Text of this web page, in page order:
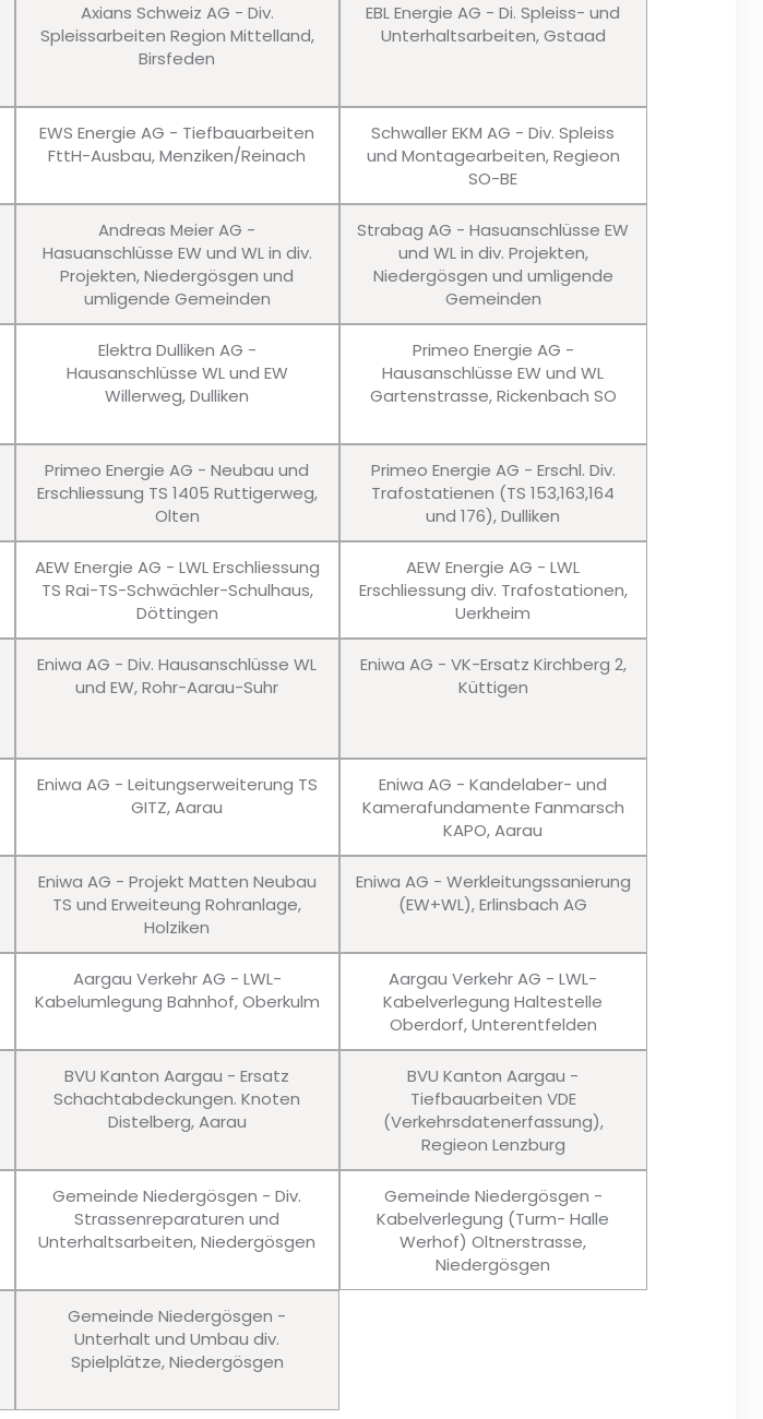
Axians Schweiz AG - Div.
Spleissarbeiten Region Mittelland,
Birsfeden
EBL Energie AG - Di. Spleiss- und
Unterhaltsarbeiten, Gstaad
EWS Energie AG - Tiefbauarbeiten
FttH-Ausbau, Menziken/Reinach
Schwaller EKM AG - Div. Spleiss
und Montagearbeiten, Regieon
SO-BE
Andreas Meier AG -
Hasuanschlüsse EW und WL in div.
Projekten, Niedergösgen und
umligende Gemeinden
Strabag AG - Hasuanschlüsse EW
und WL in div. Projekten,
Niedergösgen und umligende
Gemeinden
Elektra Dulliken AG -
Hausanschlüsse WL und EW
Willerweg, Dulliken
Primeo Energie AG -
Hausanschlüsse EW und WL
Gartenstrasse, Rickenbach SO
Primeo Energie AG - Neubau und
Erschliessung TS 1405 Ruttigerweg,
Olten
Primeo Energie AG - Erschl. Div.
Trafostatienen (TS 153,163,164
und 176), Dulliken
AEW Energie AG - LWL Erschliessung
TS Rai-TS-Schwächler-Schulhaus,
Döttingen
AEW Energie AG - LWL
Erschliessung div. Trafostationen,
Uerkheim
Eniwa AG - Div. Hausanschlüsse WL
und EW, Rohr-Aarau-Suhr
Eniwa AG - VK-Ersatz Kirchberg 2,
Küttigen
Eniwa AG - Leitungserweiterung TS
GITZ, Aarau
Eniwa AG - Kandelaber- und
Kamerafundamente Fanmarsch
KAPO, Aarau
Eniwa AG - Projekt Matten Neubau
TS und Erweiteung Rohranlage,
Holziken
Eniwa AG - Werkleitungssanierung
(EW+WL), Erlinsbach AG
Aargau Verkehr AG - LWL-
Kabelumlegung Bahnhof, Oberkulm
Aargau Verkehr AG - LWL-
Kabelverlegung Haltestelle
Oberdorf, Unterentfelden
BVU Kanton Aargau - Ersatz
Schachtabdeckungen. Knoten
Distelberg, Aarau
BVU Kanton Aargau -
Tiefbauarbeiten VDE
(Verkehrsdatenerfassung),
Regieon Lenzburg
Gemeinde Niedergösgen - Div.
Strassenreparaturen und
Unterhaltsarbeiten, Niedergösgen
Gemeinde Niedergösgen -
Kabelverlegung (Turm- Halle
Werhof) Oltnerstrasse,
Niedergösgen
Gemeinde Niedergösgen -
Unterhalt und Umbau div.
Spielplätze, Niedergösgen